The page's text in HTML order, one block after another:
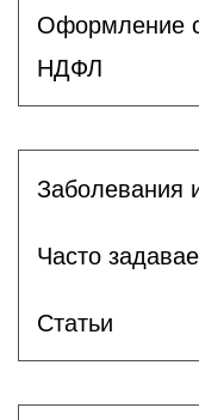
Оформление
НДФЛ
Заболевания
Часто
Статьи